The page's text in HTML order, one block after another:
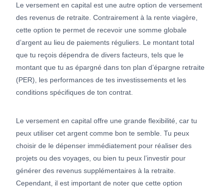
Le versement en capital est une autre option de versement
des revenus de retraite. Contrairement à la rente viagère,
cette option te permet de recevoir une somme globale
d’argent au lieu de paiements réguliers. Le montant total
que tu reçois dépendra de divers facteurs, tels que le
montant que tu as épargné dans ton plan d’épargne retraite
(PER), les performances de tes investissements et les
conditions spécifiques de ton contrat.
Le versement en capital offre une grande flexibilité, car tu
peux utiliser cet argent comme bon te semble. Tu peux
choisir de le dépenser immédiatement pour réaliser des
projets ou des voyages, ou bien tu peux l’investir pour
générer des revenus supplémentaires à la retraite.
Cependant, il est important de noter que cette option